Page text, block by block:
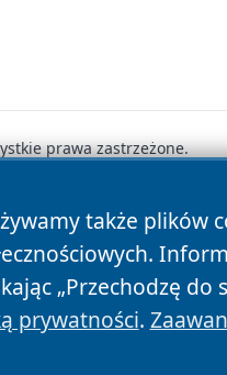
także
„Przechodzę do
prywatności.
prawa zastrzeżone.
Polityka Cookies